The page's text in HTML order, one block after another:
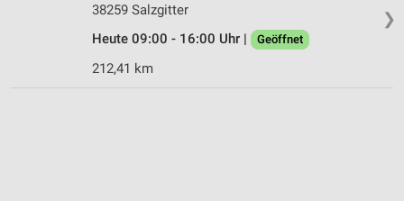
❯
38259 Salzgitter
Heute 09:00 - 16:00 Uhr |
Geöffnet
212,41 km